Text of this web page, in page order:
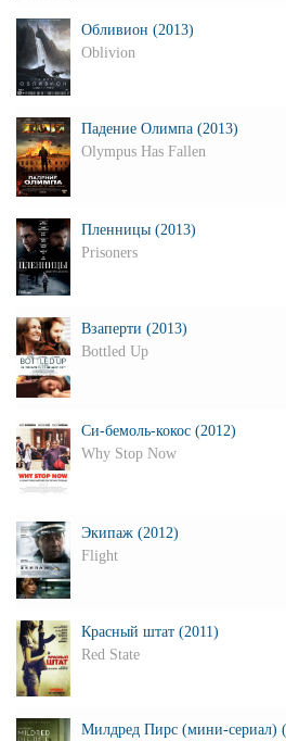
Обливион (2013)
Oblivion
Падение Олимпа (2013)
Olympus Has Fallen
Пленницы (2013)
Prisoners
Взаперти (2013)
Bottled Up
Си-бемоль-кокос (2012)
Why Stop Now
Экипаж (2012)
Flight
Красный штат (2011)
Red State
Милдред Пирс (мини-сериал)